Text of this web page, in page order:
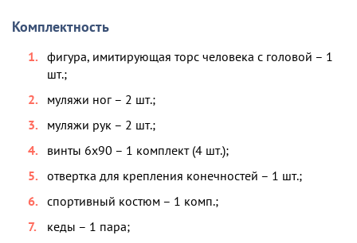
Комплектность
фигура, имитирующая торс человека с головой – 1
шт.;
муляжи ног – 2 шт.;
муляжи рук – 2 шт.;
винты 6х90 – 1 комплект (4 шт.);
отвертка для крепления конечностей – 1 шт.;
спортивный костюм – 1 комп.;
кеды – 1 пара;